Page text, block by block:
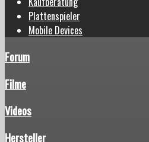
Plattenspieler
Mobile Devices
Forum
Filme
Videos
Hersteller